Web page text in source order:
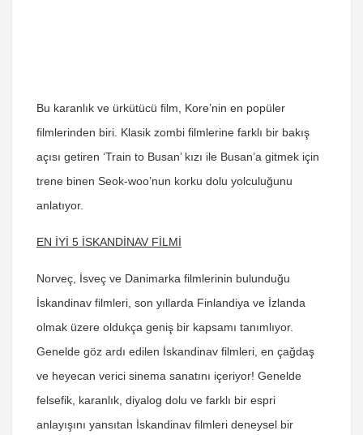
Bu karanlık ve ürkütücü film, Kore’nin en popüler
filmlerinden biri. Klasik zombi filmlerine farklı bir bakış
açısı getiren ‘Train to Busan’ kızı ile Busan’a gitmek için
trene binen Seok-woo’nun korku dolu yolculuğunu
anlatıyor.
EN İYİ 5 İSKANDİNAV FİLMİ
Norveç, İsveç ve Danimarka filmlerinin bulunduğu
İskandinav filmleri, son yıllarda Finlandiya ve İzlanda
olmak üzere oldukça geniş bir kapsamı tanımlıyor.
Genelde göz ardı edilen İskandinav filmleri, en çağdaş
ve heyecan verici sinema sanatını içeriyor! Genelde
felsefik, karanlık, diyalog dolu ve farklı bir espri
anlayışını yansıtan İskandinav filmleri deneysel bir